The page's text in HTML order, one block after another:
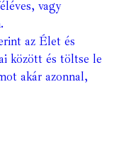
vagy
az Élet és
között és töltse le
akár azonnal,